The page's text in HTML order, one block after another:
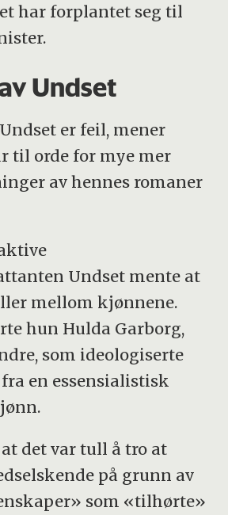
har forplantet seg til
Undset
er feil, mener
til orde for mye mer
av hennes romaner
Undset mente at
mellom kjønnene.
hun Hulda Garborg,
som ideologiserte
en essensialistisk
det var tull å tro at
på grunn av
som «tilhørte»